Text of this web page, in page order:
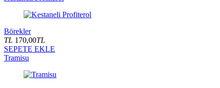
Börekler
TL 170,00TL
SEPETE EKLE
Tramisu